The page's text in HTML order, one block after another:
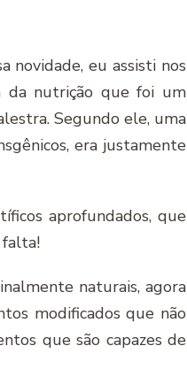
novidade, eu assisti nos
da nutrição que foi um
Segundo ele, uma
era justamente
aprofundados, que
falta!
naturais, agora
modificados que não
que são capazes de